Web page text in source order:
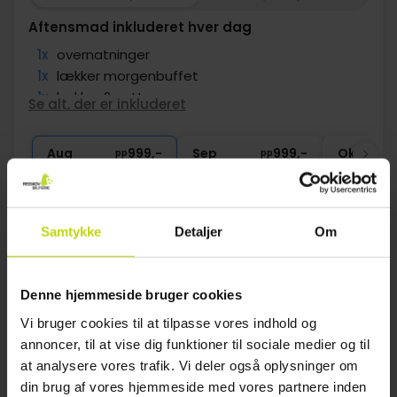
Samtykke Detaljer Om
Denne hjemmeside bruger cookies
Vi bruger cookies til at tilpasse vores indhold og
annoncer, til at vise dig funktioner til sociale medier og til
at analysere vores trafik. Vi deler også oplysninger om
din brug af vores hjemmeside med vores partnere inden
Aftensmad inkluderet hver dag
1x overnatninger
1x lækker morgenbuffet
1x lækker 2-retters menu
∞ Gratis parkering
Se alt, der er inkluderet
Aug pp999,- Sep pp999,- Okt
Se mere
FAQ
Hvilke hoteller i Find det perfekte hotel for